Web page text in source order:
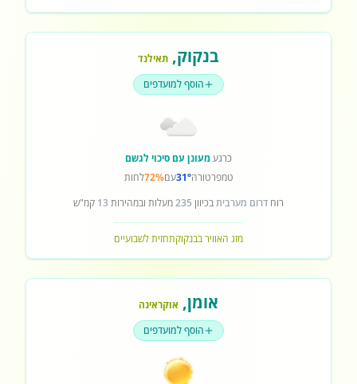
בנקוק, תאילנד
הוסף למועדפים
כרגעמעונן עם סיכוי לגשם
טמפרטורה31°עם72%לחות
רוח דרום מערביתבכיוון 235מעלות ובמהירות 13 קמ"ש
מזג האוויר בבנקוקתחזית לשבועיים
אומן, אוקראינה
הוסף למועדפים